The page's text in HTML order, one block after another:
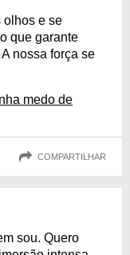
olhos e se
que garante
nossa força se
medo de
COMPARTILHAR
sou. Quero